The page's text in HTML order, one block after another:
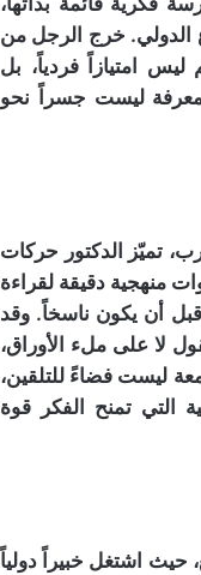
الدولي. خرج الرجل من
ليس امتيازاً فردياً، بل
ليست جسراً نحو
تميّز الدكتور حركات
منهجية دقيقة لقراءة
أن يكون ناسخاً. وقد
لا على ملء الأوراق،
ليست فضاءً للتلقين،
التي تمنح الفكر قوة
اشتغل خبيراً دولياً